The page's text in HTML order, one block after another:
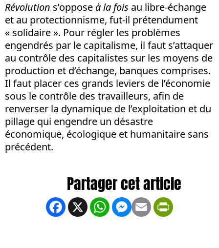
Révolution s’oppose à la fois au libre-échange
et au protectionnisme, fut-il prétendument
« solidaire ». Pour régler les problèmes
engendrés par le capitalisme, il faut s’attaquer
au contrôle des capitalistes sur les moyens de
production et d’échange, banques comprises.
Il faut placer ces grands leviers de l’économie
sous le contrôle des travailleurs, afin de
renverser la dynamique de l’exploitation et du
pillage qui engendre un désastre
économique, écologique et humanitaire sans
précédent.
Facebook
X WhatsApp
Messenger
Email